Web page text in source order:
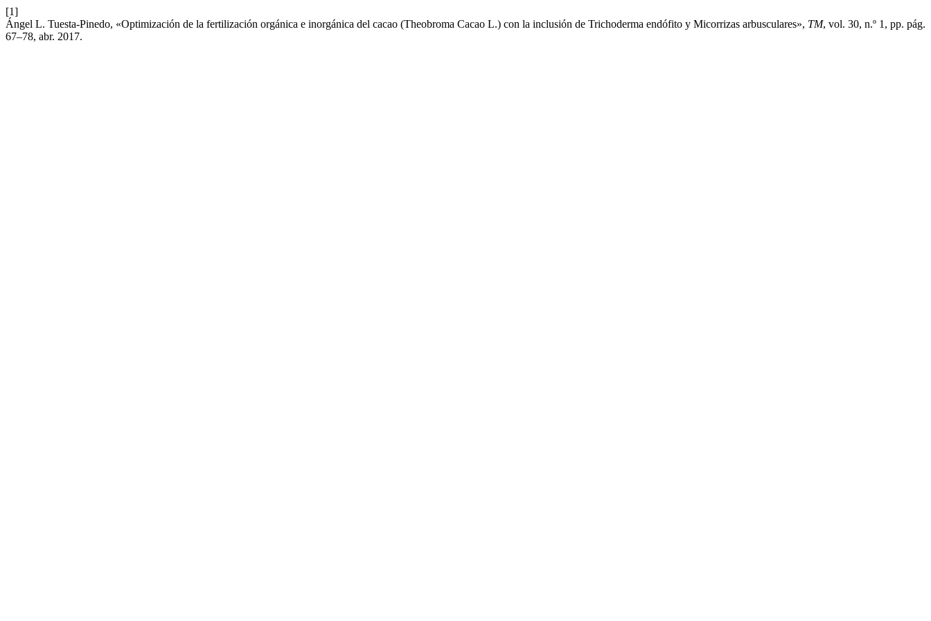
[1]
Ángel L. Tuesta-Pinedo, «Optimización de la fertilización orgánica e inorgánica del cacao (Theobroma Cacao L.) con la inclusión de Trichoderma endófito y Micorrizas arbusculares», TM, vol. 30, n.º 1, pp. pág.
67–78, abr. 2017.